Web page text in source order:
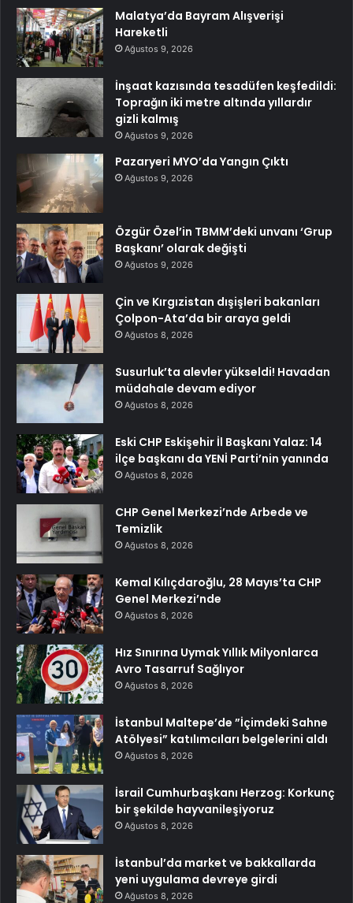
Malatya’da Bayram Alışverişi
Hareketli
Ağustos 9, 2026
İnşaat kazısında tesadüfen keşfedildi:
Toprağın iki metre altında yıllardır
gizli kalmış
Ağustos 9, 2026
Pazaryeri MYO’da Yangın Çıktı
Ağustos 9, 2026
Özgür Özel’in TBMM’deki unvanı ‘Grup
Başkanı’ olarak değişti
Ağustos 9, 2026
Çin ve Kırgızistan dışişleri bakanları
Çolpon-Ata’da bir araya geldi
Ağustos 8, 2026
Susurluk’ta alevler yükseldi! Havadan
müdahale devam ediyor
Ağustos 8, 2026
Eski CHP Eskişehir İl Başkanı Yalaz: 14
ilçe başkanı da YENİ Parti’nin yanında
Ağustos 8, 2026
CHP Genel Merkezi’nde Arbede ve
Temizlik
Ağustos 8, 2026
Kemal Kılıçdaroğlu, 28 Mayıs’ta CHP
Genel Merkezi’nde
Ağustos 8, 2026
Hız Sınırına Uymak Yıllık Milyonlarca
Avro Tasarruf Sağlıyor
Ağustos 8, 2026
İstanbul Maltepe’de ”İçimdeki Sahne
Atölyesi” katılımcıları belgelerini aldı
Ağustos 8, 2026
İsrail Cumhurbaşkanı Herzog: Korkunç
bir şekilde hayvanileşiyoruz
Ağustos 8, 2026
İstanbul’da market ve bakkallarda
yeni uygulama devreye girdi
Ağustos 8, 2026